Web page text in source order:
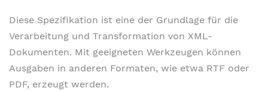
Diese Spezifikation ist eine der Grundlage für die
Verarbeitung und Transformation von XML-
Dokumenten. Mit geeigneten Werkzeugen können
Ausgaben in anderen Formaten, wie etwa RTF oder
PDF, erzeugt werden.